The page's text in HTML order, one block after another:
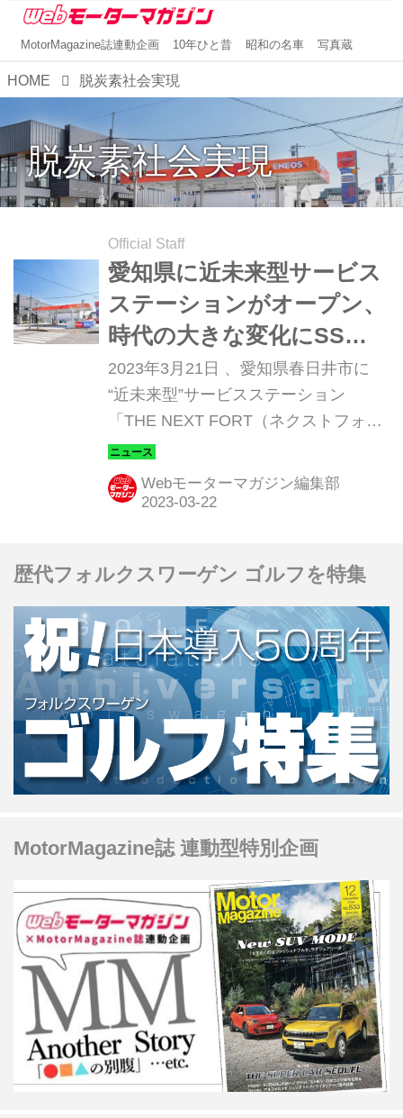
MotorMagazine誌連動企画 10年ひと昔 昭和の名車 写真蔵
HOME 脱炭素社会実現
脱炭素社会実現
Official Staff
愛知県に近未来型サービス
ステーションがオープン、
時代の大きな変化にSSは
どう変わる！？
2023年3月21日 、愛知県春日井市に
“近未来型”サービスステーション
「THE NEXT FORT（ネクストフォー
ト）」がオープン。これからの人とク
ルマ、サステナブルをテーマに、ガソ
リン給油・EV急速充電・カーコーティ
テーションとして注目を集めている。
Webモーターマガジン編集部
歴代フォルクスワーゲン ゴルフを特集
MotorMagazine誌 連動型特別企画